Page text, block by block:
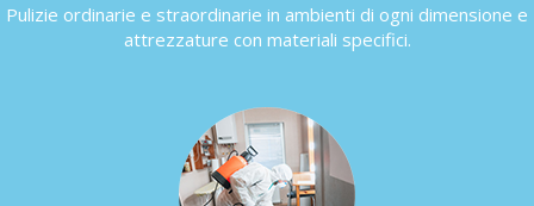
Pulizie ordinarie e straordinarie in ambienti di ogni dimensione e
attrezzature con materiali specifici.